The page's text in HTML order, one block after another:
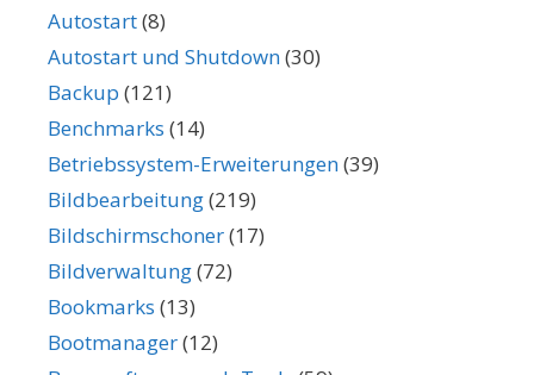
Autostart(8)
Autostart und Shutdown(30)
Backup (121)
Benchmarks (14)
Betriebssystem-Erweiterungen(39)
Bildbearbeitung(219)
Bildschirmschoner(17)
Bildverwaltung(72)
Bookmarks (13)
Bootmanager(12)